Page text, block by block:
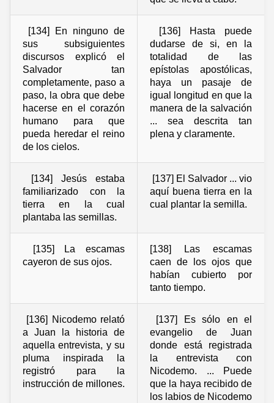
[134] En ninguno de
sus subsiguientes
discursos explicó el
Salvador tan
completamente, paso a
paso, la obra que debe
hacerse en el corazón
humano para que
pueda heredar el reino
de los cielos.
[136] Hasta puede
dudarse de si, en la
totalidad de las
epístolas apostólicas,
haya un pasaje de
igual longitud en que la
manera de la salvación
... sea descrita tan
plena y claramente.
[134] Jesús estaba
familiarizado con la
tierra en la cual
plantaba las semillas.
[137] El Salvador ... vio
aquí buena tierra en la
cual plantar la semilla.
[135] La escamas
cayeron de sus ojos.
[138] Las escamas
caen de los ojos que
habían cubierto por
tanto tiempo.
[136] Nicodemo relató
a Juan la historia de
aquella entrevista, y su
pluma inspirada la
registró para la
instrucción de millones.
[137] Es sólo en el
evangelio de Juan
donde está registrada
la entrevista con
Nicodemo. ... Puede
que la haya recibido de
los labios de Nicodemo